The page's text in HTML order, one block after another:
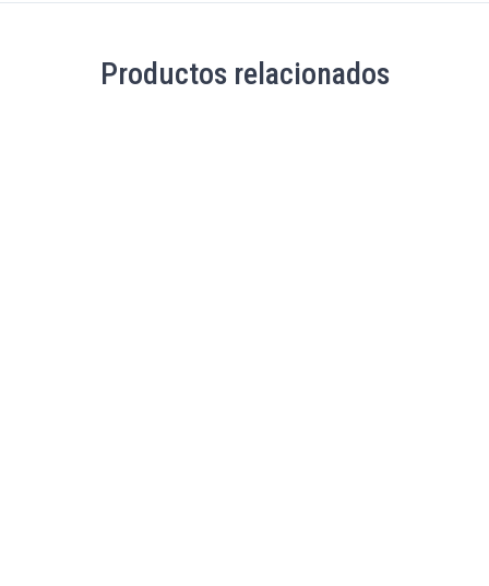
Productos relacionados